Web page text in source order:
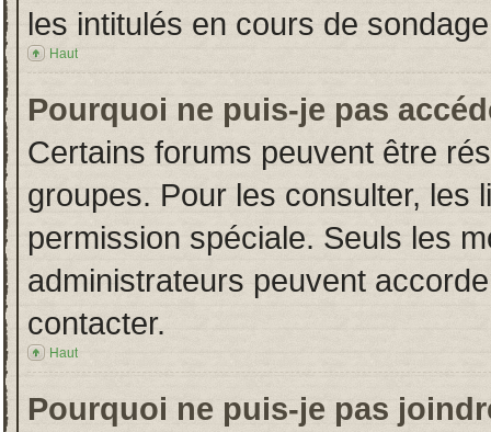
les intitulés en cours de
Haut
Pourquoi ne puis-je pas
Certains forums peuvent être
groupes. Pour les consulter, les
permission spéciale. Seuls les
administrateurs peuvent
contacter.
Haut
Pourquoi ne puis-je pas